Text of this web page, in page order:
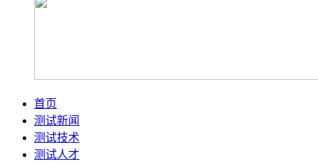
首页
测试新闻
测试技术
测试人才